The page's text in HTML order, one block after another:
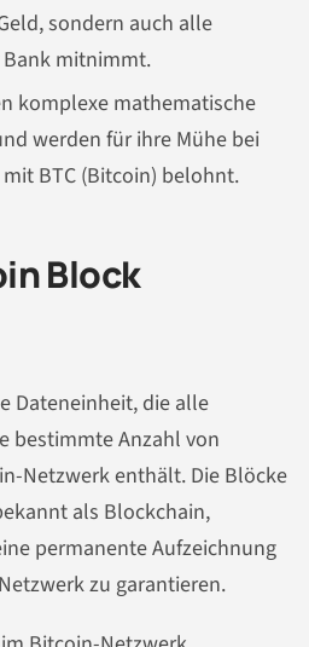
sondern auch alle
mitnimmt.
komplexe mathematische
werden für ihre Mühe bei
BTC (Bitcoin) belohnt.
Block
Dateneinheit, die alle
bestimmte Anzahl von
Netzwerk enthält. Die Blöcke
als Blockchain,
permanente Aufzeichnung
zu garantieren.